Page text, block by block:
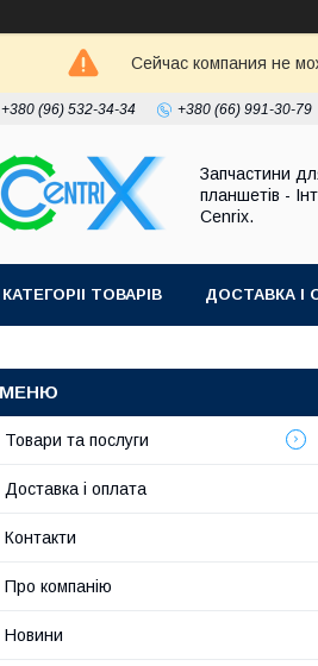
Сейчас компания не
+380 (96) 532-34-34 +380 (66) 991-30-79
Запчастини
планшетів -
Cenrix.
КАТЕГОРІІ ТОВАРІВ ДОСТАВКА І
Товари та послуги
Доставка і оплата
Контакти
Про компанію
Новини